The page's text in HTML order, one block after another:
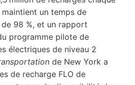
maintient un temps de
98 %, et un rapport
programme pilote de
électriques de niveau 2
de New York a
de recharge FLO de